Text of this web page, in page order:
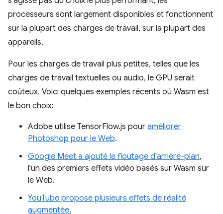
processeurs sont largement disponibles et fonctionnent
sur la plupart des charges de travail, sur la plupart des
appareils.
Pour les charges de travail plus petites, telles que les
charges de travail textuelles ou audio, le GPU serait
coûteux. Voici quelques exemples récents où Wasm est
le bon choix:
Adobe utilise TensorFlow.js pour améliorer
Photoshop pour le Web.
Google Meet a ajouté le floutage d'arrière-plan,
l'un des premiers effets vidéo basés sur Wasm sur
le Web.
YouTube propose plusieurs effets de réalité
augmentée.